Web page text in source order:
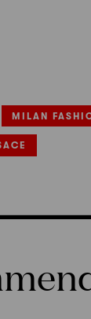
MILAN